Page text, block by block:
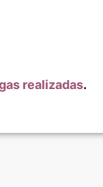
realizadas.